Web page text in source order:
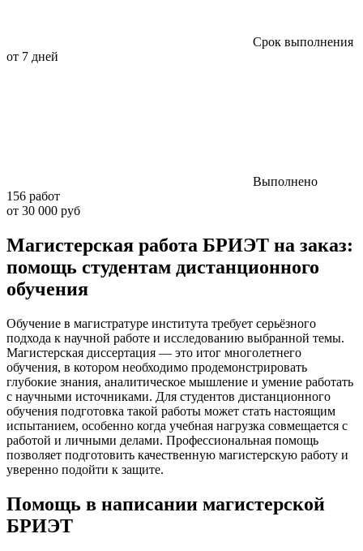
Срок выполнения
от 7 дней
Выполнено
156 работ
от 30 000 руб
Магистерская работа БРИЭТ на заказ:
помощь студентам дистанционного
обучения
Обучение в магистратуре института требует серьёзного
подхода к научной работе и исследованию выбранной темы.
Магистерская диссертация — это итог многолетнего
обучения, в котором необходимо продемонстрировать
глубокие знания, аналитическое мышление и умение работать
с научными источниками. Для студентов дистанционного
обучения подготовка такой работы может стать настоящим
испытанием, особенно когда учебная нагрузка совмещается с
работой и личными делами. Профессиональная помощь
позволяет подготовить качественную магистерскую работу и
уверенно подойти к защите.
Помощь в написании магистерской
БРИЭТ